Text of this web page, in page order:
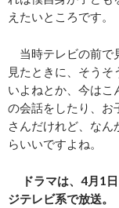
えたいところです。
当時テレビの前で
見たときに、そう
いよねとか、今は
の会話をしたり、お
さんだけれど、なん
らいいですよね。
ドラマは、4月1
ジテレビ系で放送。